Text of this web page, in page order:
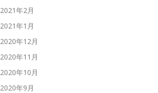
2021年2月
2021年1月
2020年12月
2020年11月
2020年10月
2020年9月